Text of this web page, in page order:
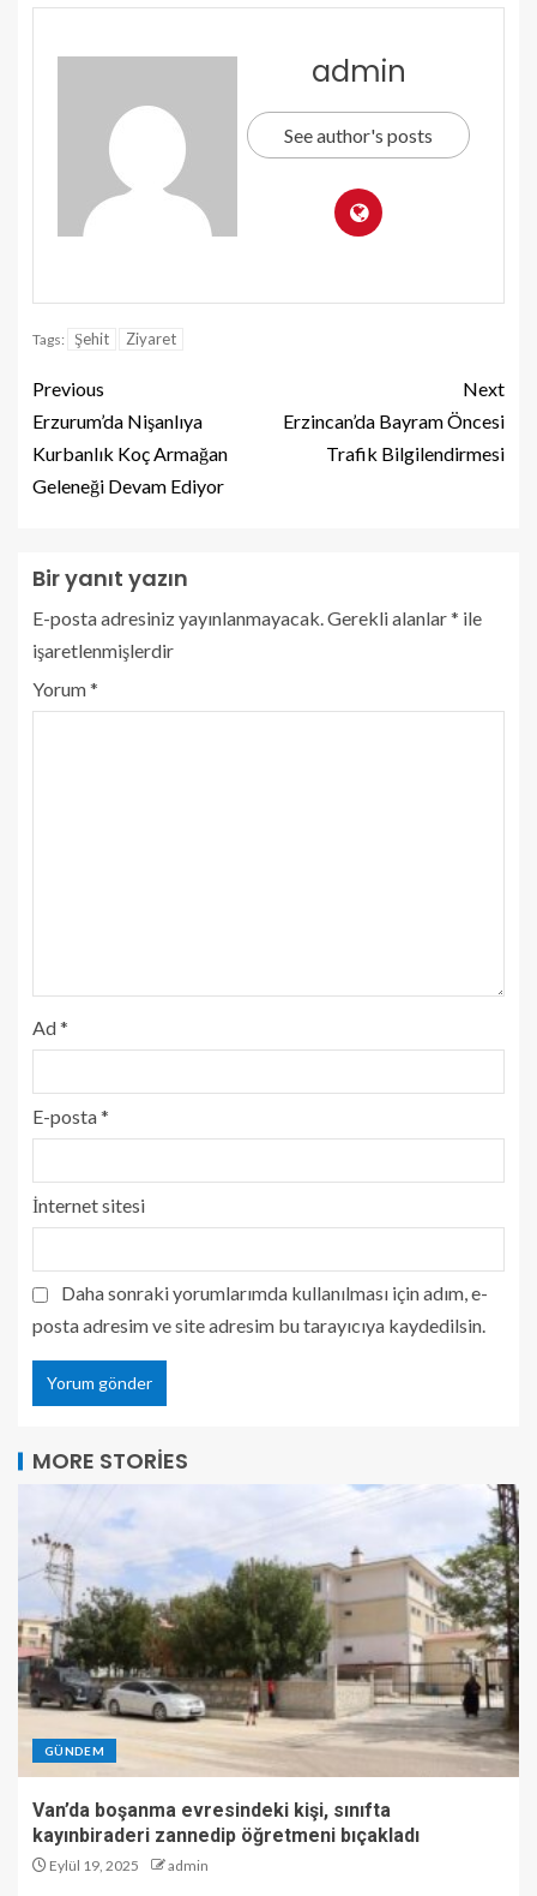
admin
See author's posts
Tags: Şehit Ziyaret
Previous
Erzurum’da Nişanlıya
Kurbanlık Koç Armağan
Geleneği Devam Ediyor
Next
Erzincan’da Bayram Öncesi
Trafik Bilgilendirmesi
Bir yanıt yazın
E-posta adresiniz yayınlanmayacak.Gerekli alanlar* ile
işaretlenmişlerdir
Yorum*
Ad*
E-posta*
İnternet sitesi
Daha sonraki yorumlarımda kullanılması için adım, e-
posta adresim ve site adresim bu tarayıcıya kaydedilsin.
MORE STORIES
GÜNDEM
Van’da boşanma evresindeki kişi, sınıfta
kayınbiraderi zannedip öğretmeni bıçakladı
Eylül 19, 2025 admin